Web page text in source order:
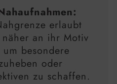
erlaubt
an ihr Motiv
besondere
oder
zu schaffen.